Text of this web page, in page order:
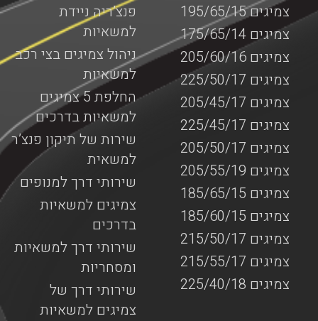
פנצ’ריה ניידת
למשאיות
ניהול צמיגים בצי רכב
למשאיות
החלפת 5 צמיגים
למשאיות בדרכים
שירות של תיקון פנצ’ר
למשאית
שירותי דרך למנופים
צמיגים למשאיות
בדרכים
שירותי דרך למשאיות
ומסחריות
שירותי דרך של
צמיגים למשאיות
צמיגים 195/65/15
צמיגים 175/65/14
צמיגים 205/60/16
צמיגים 225/50/17
צמיגים 205/45/17
צמיגים 225/45/17
צמיגים 205/50/17
צמיגים 205/55/19
צמיגים 185/65/15
צמיגים 185/60/15
צמיגים 215/50/17
צמיגים 215/55/17
צמיגים 225/40/18